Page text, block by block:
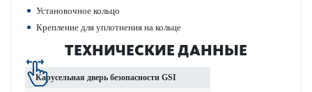
Установочное кольцо
Крепление для уплотнения на кольце
ТЕХНИЧЕСКИЕ ДАННЫЕ
Кар­усельная дверь безоп­асности GSI